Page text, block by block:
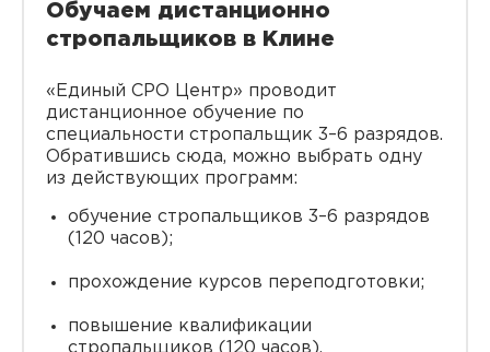
Обучаем дистанционно
стропальщиков в Клине
«Единый СРО Центр» проводит
дистанционное обучение по
специальности стропальщик 3–6 разрядов.
Обратившись сюда, можно выбрать одну
из действующих программ:
обучение стропальщиков 3–6 разрядов
(120 часов);
прохождение курсов переподготовки;
повышение квалификации
стропальщиков (120 часов).